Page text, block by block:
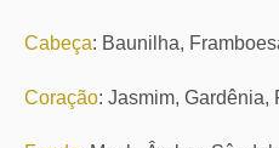
Cabeça: Baunilha,
Coração: Jasmim, Gardênia,